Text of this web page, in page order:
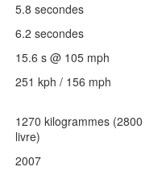
5.8 secondes
6.2 secondes
15.6 s @ 105 mph
251 kph / 156 mph
1270 kilogrammes (2800
livre)
2007